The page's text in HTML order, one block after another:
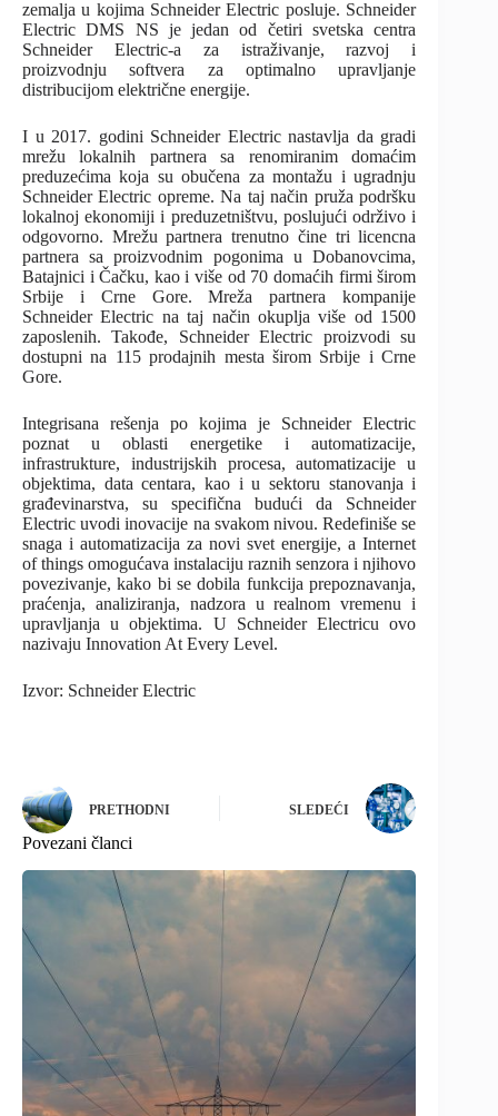
zemalja u kojima Schneider Electric posluje. Schneider
Electric DMS NS je jedan od četiri svetska centra
Schneider Electric-a za istraživanje, razvoj i
proizvodnju softvera za optimalno upravljanje
distribucijom električne energije.
I u 2017. godini Schneider Electric nastavlja da gradi
mrežu lokalnih partnera sa renomiranim domaćim
preduzećima koja su obučena za montažu i ugradnju
Schneider Electric opreme. Na taj način pruža podršku
lokalnoj ekonomiji i preduzetništvu, poslujući održivo i
odgovorno. Mrežu partnera trenutno čine tri licencna
partnera sa proizvodnim pogonima u Dobanovcima,
Batajnici i Čačku, kao i više od 70 domaćih firmi širom
Srbije i Crne Gore. Mreža partnera kompanije
Schneider Electric na taj način okuplja više od 1500
zaposlenih. Takođe, Schneider Electric proizvodi su
dostupni na 115 prodajnih mesta širom Srbije i Crne
Gore.
Integrisana rešenja po kojima je Schneider Electric
poznat u oblasti energetike i automatizacije,
infrastrukture, industrijskih procesa, automatizacije u
objektima, data centara, kao i u sektoru stanovanja i
građevinarstva, su specifična budući da Schneider
Electric uvodi inovacije na svakom nivou. Redefiniše se
snaga i automatizacija za novi svet energije, a Internet
of things omogućava instalaciju raznih senzora i njihovo
povezivanje, kako bi se dobila funkcija prepoznavanja,
praćenja, analiziranja, nadzora u realnom vremenu i
upravljanja u objektima. U Schneider Electricu ovo
nazivaju Innovation At Every Level.
Izvor: Schneider Electric
PRETHODNI SLEDEĆI
Povezani članci